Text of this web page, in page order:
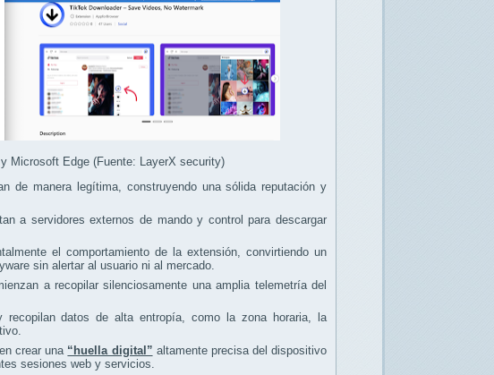
Microsoft Edge (Fuente: LayerX security)
de manera legítima, construyendo una sólida reputación y
a servidores externos de mando y control para descargar
el comportamiento de la extensión, convirtiendo un
sin alertar al usuario ni al mercado.
a recopilar silenciosamente una amplia telemetría del
recopilan datos de alta entropía, como la zona horaria, la
crear una “huella digital” altamente precisa del dispositivo
sesiones web y servicios.